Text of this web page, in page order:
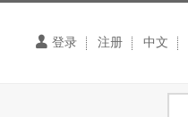
登录 注册 中文